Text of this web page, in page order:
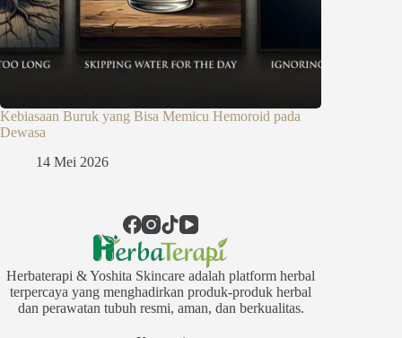
Kebiasaan Buruk yang Bisa Memicu Hemoroid pada
Dewasa
14 Mei 2026
Herbaterapi & Yoshita Skincare adalah platform herbal
terpercaya yang menghadirkan produk-produk herbal
dan perawatan tubuh resmi, aman, dan berkualitas.